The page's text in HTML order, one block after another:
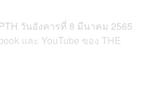
วันอังคารที่ 8 มีนาคม 2565
และ YouTube ของ THE